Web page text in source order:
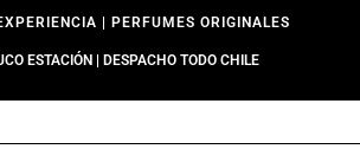
| PERFUMES ORIGINALES
ESTACIÓN | DESPACHO TODO CHILE